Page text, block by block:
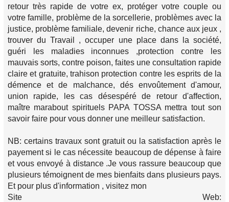
retour très rapide de votre ex, protéger votre couple ou
votre famille, problème de la sorcellerie, problèmes avec la
justice, problème familiale, devenir riche, chance aux jeux ,
trouver du Travail , occuper une place dans la société,
guéri les maladies inconnues ,protection contre les
mauvais sorts, contre poison, faites une consultation rapide
claire et gratuite, trahison protection contre les esprits de la
démence et de malchance, dés envoûtement d'amour,
union rapide, les cas désespéré de retour d'affection,
maître marabout spirituels PAPA TOSSA mettra tout son
savoir faire pour vous donner une meilleur satisfaction.
NB: certains travaux sont gratuit ou la satisfaction après le
payement si le cas nécessite beaucoup de dépense à faire
et vous envoyé à distance .Je vous rassure beaucoup que
plusieurs témoignent de mes bienfaits dans plusieurs pays.
Et pour plus d'information , visitez mon
Site Web: